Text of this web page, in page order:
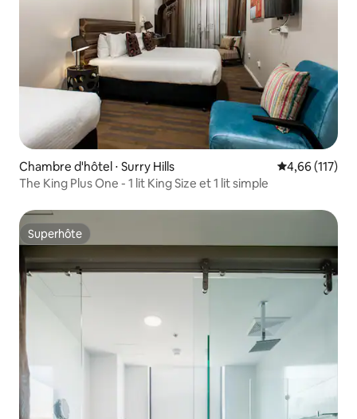
Chambre d'hôtel ⋅ Surry Hills Évaluation
4,66 (117)
The King Plus One - 1 lit King Size et 1 lit simple
Superhôte
Superhôte